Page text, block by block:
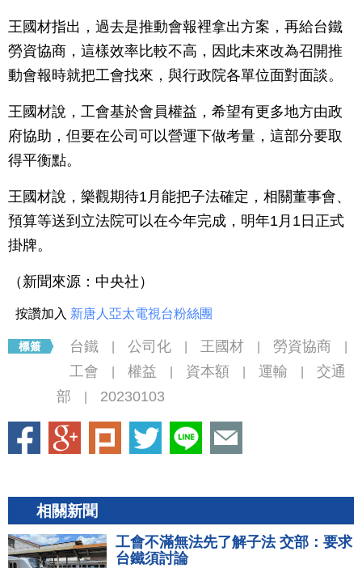
王國材指出，過去是推動會報裡拿出方案，再給台鐵
勞資協商，這樣效率比較不高，因此未來改為召開推
動會報時就把工會找來，與行政院各單位面對面談。
王國材說，工會基於會員權益，希望有更多地方由政
府協助，但要在公司可以營運下做考量，這部分要取
得平衡點。
王國材說，樂觀期待1月能把子法確定，相關董事會、
預算等送到立法院可以在今年完成，明年1月1日正式
掛牌。
（新聞來源：中央社）
按讚加入 新唐人亞太電視台粉絲團
台鐵 公司化 王國材 勞資協商
工會 權益 資本額 運輸
交通
部
20230103
相關新聞
工會不滿無法先了解子法 交部：要求
台鐵須討論